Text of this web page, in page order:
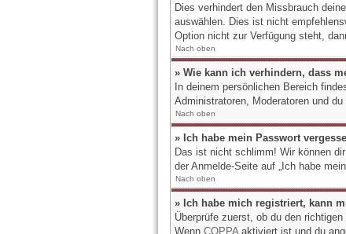
Dies verhindert den Missbrauch
auswählen. Dies ist nicht
Option nicht zur Verfügung steht,
Nach oben
» Wie kann ich verhindern, dass
In deinem persönlichen Bereich
Administratoren, Moderatoren und
Nach oben
» Ich habe mein Passwort
Das ist nicht schlimm! Wir können
der Anmelde-Seite auf „Ich habe
Nach oben
» Ich habe mich registriert, kann
Überprüfe zuerst, ob du den
Wenn COPPAaktiviert ist und du